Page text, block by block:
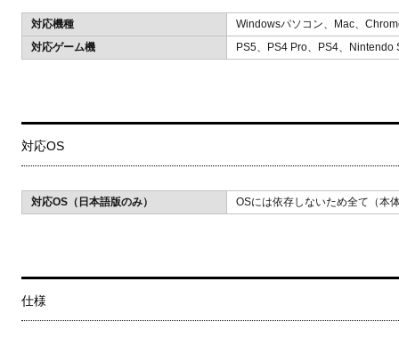
対応機種
Windowsパソコン、Mac、
対応ゲーム機
PS5、PS4 Pro、PS4、Nintendo
対応OS
対応OS（日本語版のみ） OSには依存しないため全て（本
仕様